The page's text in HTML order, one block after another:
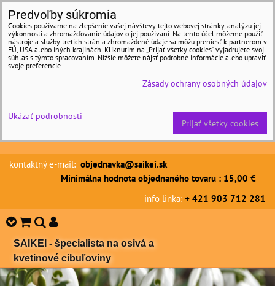
kontaktný e-mail: objednavka@saikei.sk
Minimálna hodnota objednaného tovaru : 15,00 €
info linka: + 421 903 712 281
SAIKEI - špecialista na osivá a
kvetinové cibuľoviny
Predvoľby súkromia
Cookies používame na zlepšenie vašej návštevy tejto webovej stránky, analýzu jej
výkonnosti a zhromažďovanie údajov o jej používaní. Na tento účel môžeme použiť
nástroje a služby tretích strán a zhromaždené údaje sa môžu preniesť k partnerom v
EÚ, USA alebo iných krajinách. Kliknutím na „Prijať všetky cookies“ vyjadrujete svoj
súhlas s týmto spracovaním. Nižšie môžete nájsť podrobné informácie alebo upraviť
svoje preferencie.
Zásady ochrany osobných údajov
Ukázať podrobnosti
Prijať všetky cookies